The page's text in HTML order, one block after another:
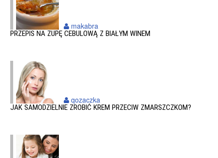
PRZEPIS NA ZUPĘ CEBULOWĄ Z BIAŁYM WINEM
makabra
JAK SAMODZIELNIE ZROBIĆ KREM PRZECIW ZMARSZCZKOM?
qozaczka